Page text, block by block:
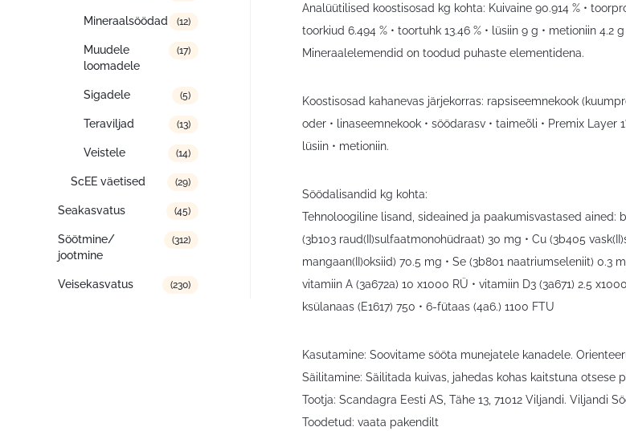
Mineraalsöödad (12)
Muudele
loomadele
(17)
Sigadele (5)
Teraviljad (13)
Veistele (14)
ScEE väetised (29)
Seakasvatus (45)
Söötmine/
jootmine
(312)
Veisekasvatus (230)
Analüütilised koostisosad kg kohta: Kuivaine 90.914 % •
toorkiud 6.494 % • toortuhk 13.46 % • lüsiin 9 g • metioniin 4.2
Mineraalelemendid on toodud puhaste elementidena.
Koostisosad kahanevas järjekorras: rapsiseemnekook
oder • linaseemnekook • söödarasv • taimeõli • Premix Layer
lüsiin • metioniin.
Söödalisandid kg kohta:
Tehnoloogiline lisand, sideained ja paakumisvastased
(3b103 raud(II)sulfaatmonohüdraat) 30 mg • Cu (3b405
mangaan(II)oksiid) 70.5 mg • Se (3b801 naatriumseleniit) 0.3
vitamiin A (3a672a) 10 x1000 RÜ • vitamiin D3 (3a671) 2.5
ksülanaas (E1617) 750 • 6-fütaas (4a6.) 1100 FTU
Kasutamine: Soovitame sööta munejatele kanadele.
Säilitamine: Säilitada kuivas, jahedas kohas kaitstuna otsese
Tootja: Scandagra Eesti AS, Tähe 13, 71012 Viljandi. Viljandi
Toodetud: vaata pakendilt